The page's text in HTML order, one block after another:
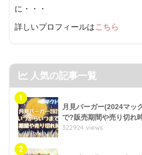
に・・・
詳しいプロフィールはこちら
人気の記事一覧
1
月見バーガー(2024マッ
で?販売期間や売り切れ
322924 views
2